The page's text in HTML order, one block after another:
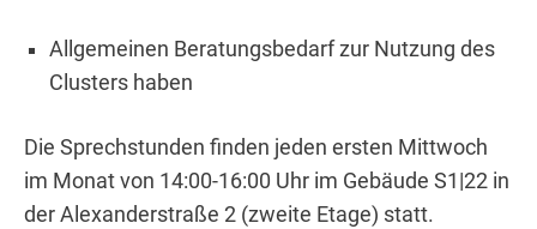
Allgemeinen Beratungsbedarf zur Nutzung des
Clusters haben
Die Sprechstunden finden jeden ersten Mittwoch
im Monat von 14:00-16:00 Uhr im Gebäude S1|22 in
der Alexanderstraße 2 (zweite Etage) statt.